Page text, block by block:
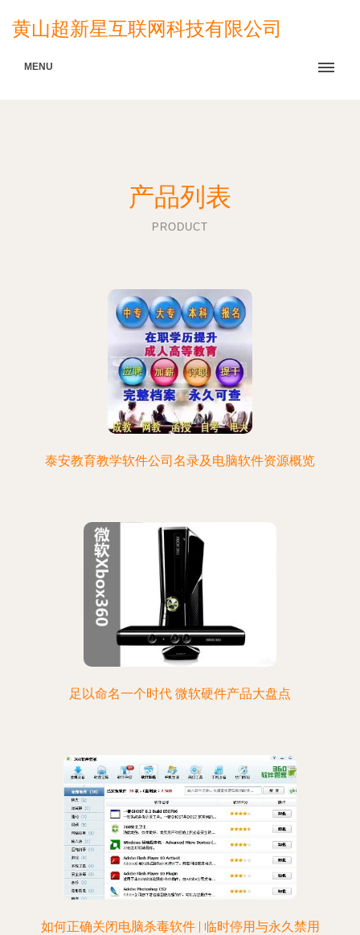
黄山超新星互联网科技有限公司
MENU
产品列表
PRODUCT
泰安教育教学软件公司名录及电脑软件资源概览
足以命名一个时代 微软硬件产品大盘点
如何正确关闭电脑杀毒软件 | 临时停用与永久禁用